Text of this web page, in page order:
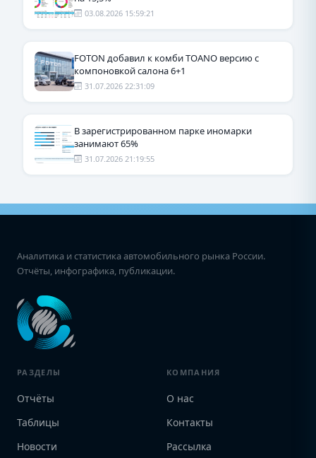
03.08.2026 15:59:21
FOTON добавил к комби TOANO версию с
компоновкой салона 6+1
31.07.2026 22:31:09
В зарегистрированном парке иномарки
занимают 65%
31.07.2026 21:19:55
Аналитика и статистика автомобильного рынка России.
Отчёты, инфографика, публикации.
РАЗДЕЛЫ
Отчёты
Таблицы
Новости
КОМПАНИЯ
О нас
Контакты
Рассылка